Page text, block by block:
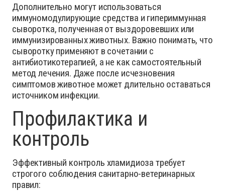
Дополнительно могут использоваться
иммуномодулирующие средства и гипериммунная
сыворотка, полученная от выздоровевших или
иммунизированных животных. Важно понимать, что
сыворотку применяют в сочетании с
антибиотикотерапией, а не как самостоятельный
метод лечения. Даже после исчезновения
симптомов животное может длительно оставаться
источником инфекции.
Профилактика и
контроль
Эффективный контроль хламидиоза требует
строгого соблюдения санитарно-ветеринарных
правил: